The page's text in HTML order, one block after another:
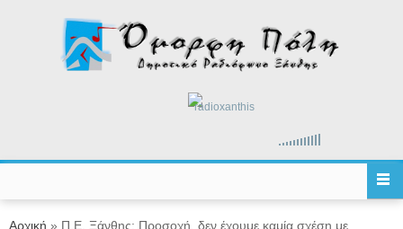
radioxanthis
Είστε εδώ
Αρχική » Π.Ε. Ξάνθης: Προσοχή, δεν έχουμε καμία σχέση με